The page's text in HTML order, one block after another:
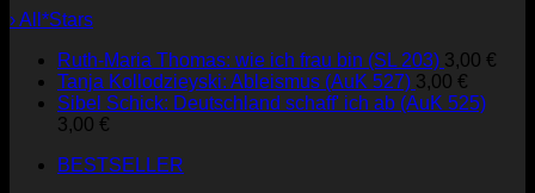
› All*Stars
Ruth-Maria Thomas: wie ich frau bin (SL 203) 3,00 €
Tanja Kollodzieyski: Ableismus (AuK 527) 3,00 €
Sibel Schick: Deutschland schaff' ich ab (AuK 525)
3,00 €
BESTSELLER